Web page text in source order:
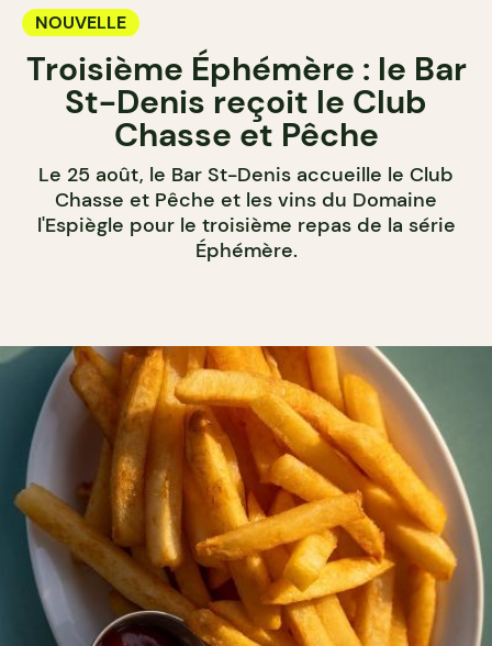
NOUVELLE
Troisième Éphémère : le Bar
St-Denis reçoit le Club
Chasse et Pêche
Le 25 août, le Bar St-Denis accueille le Club
Chasse et Pêche et les vins du Domaine
l'Espiègle pour le troisième repas de la série
Éphémère.